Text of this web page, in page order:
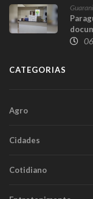
CATEGORIAS
Agro
Cidades
Cotidiano